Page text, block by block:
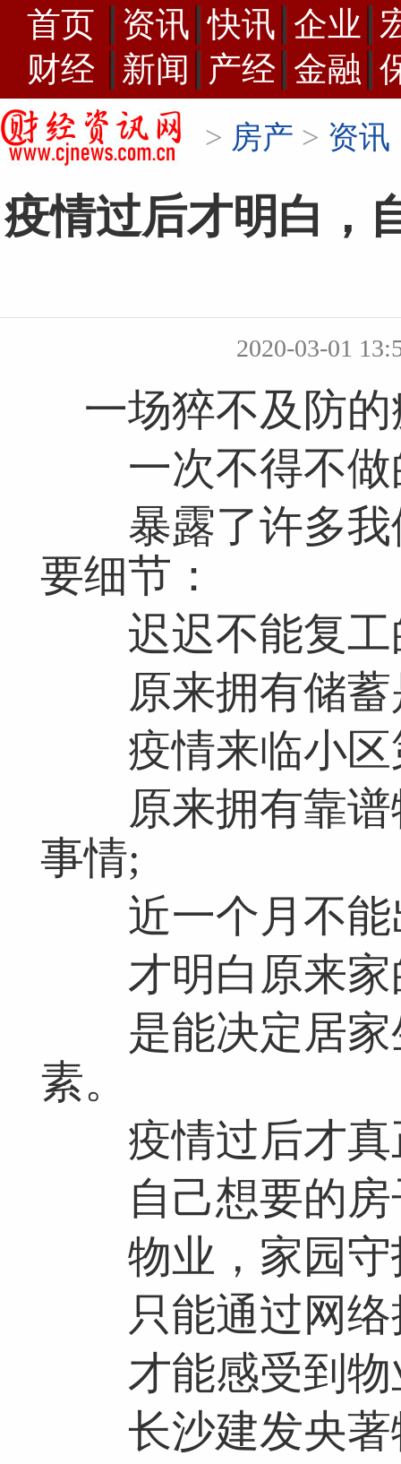
首页 资讯 快讯 企业
财经
新闻 产经 金融
> 房产 > 资讯
疫情过后才明白，
2020-03-01
一场猝不及防的
一次不得不做
暴露了许多我
要细节：
迟迟不能复工
原来拥有储蓄
疫情来临小区
原来拥有靠谱
事情;
近一个月不能
才明白原来家
是能决定居家
素。
疫情过后才真
自己想要的房
物业，家园守
只能通过网络
才能感受到物
长沙建发央著